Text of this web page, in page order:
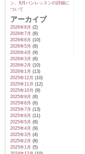
ン、8月パンレッスンの詳細に
ついて
アーカイブ
2026年8月 (2)
2026年7月 (8)
2026年6月 (10)
2026年5月 (8)
2026年4月 (9)
2026年3月 (6)
2026年2月 (10)
2026年1月 (13)
2025年12月 (10)
2025年11月 (12)
2025年10月 (9)
2025年9月 (8)
2025年8月 (6)
2025年7月 (13)
2025年6月 (11)
2025年5月 (8)
2025年4月 (9)
2025年3月 (4)
2025年2月 (8)
2025年1月 (5)